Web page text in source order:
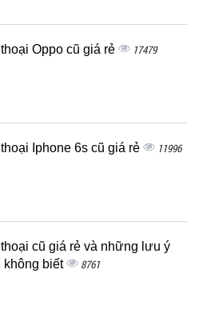
Oppo cũ giá rẻ 17479
Iphone 6s cũ giá rẻ 11996
cũ giá rẻ và những lưu ý
không biết
8761